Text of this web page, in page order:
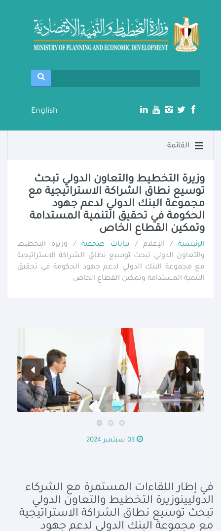
English
القائمة
وزيرة التخطيط والتعاون الدولي تبحث
توسيع نطاق الشراكة الاستراتيجية مع
مجموعة البنك الدولي لدعم جهود
الحكومة في تحقيق التنمية المستدامة
وتمكين القطاع الخاص
الرئيسية / الإعلام / بيانات صحفية/ وزيرة التخطيط
والتعاون الدولي تبحث توسيع نطاق الشراكة الاستراتيجية
مع مجموعة البنك الدولي لدعم جهود الحكومة في تحقيق
التنمية المستدامة وتمكين القطاع الخاص
03 سبتمبر 2024
في إطار اللقاءات المستمرة مع الشركاء
الدوليينوزيرة التخطيط والتعاون الدولي
تبحث توسيع نطاق الشراكة الاستراتيجية
مع مجموعة البنك الدولي لدعم جهود